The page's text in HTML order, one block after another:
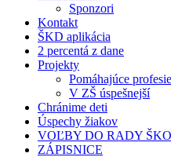
Sponzori
Kontakt
ŠKD aplikácia
2 percentá z dane
Projekty
Pomáhajúce
V ZŠ úspešnejší
Chránime deti
Úspechy žiakov
VOĽBY DO RADY
ZÁPISNICE